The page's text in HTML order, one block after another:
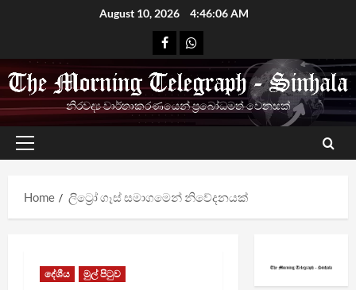
August 10, 2026 4:46:07 AM
FacebookWhatsapp
නිරවද්‍ය වාර්තාකරණයෙන් ප්‍රබෝධමත් වෙනසක්
Primary
Home
ලිට්‍රෝ ගෑස් සමාගමෙන් නිවේදනයක්
දේශීය මුල් පිටුව